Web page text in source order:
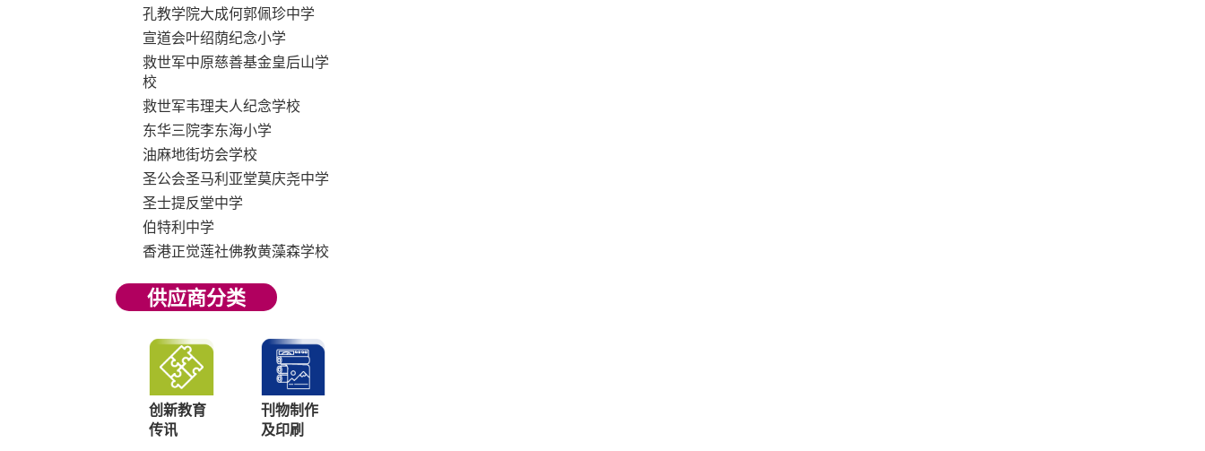
孔教学院大成何郭佩珍中学
宣道会叶绍荫纪念小学
救世军中原慈善基金皇后山学
校
救世军韦理夫人纪念学校
东华三院李东海小学
油麻地街坊会学校
圣公会圣马利亚堂莫庆尧中学
圣士提反堂中学
伯特利中学
香港正觉莲社佛教黄藻森学校
供应商分类
创新教育
传讯
刊物制作
及印刷